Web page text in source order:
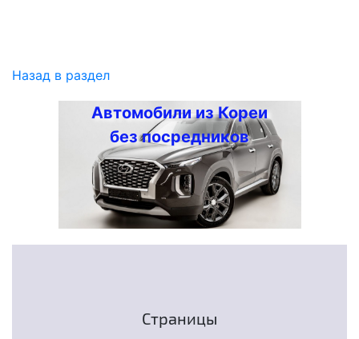
Назад в раздел
Автомобили из Кореи
без посредников
Страницы